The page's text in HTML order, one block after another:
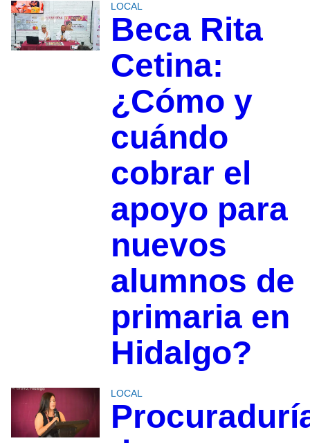
LOCAL
Beca Rita
Cetina:
¿Cómo y
cuándo
cobrar el
apoyo para
nuevos
alumnos de
primaria en
Hidalgo?
LOCAL